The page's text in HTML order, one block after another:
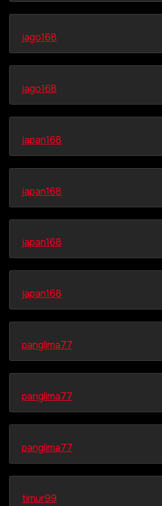
jago168
jago168
japan168
japan168
japan168
japan168
panglima77
panglima77
panglima77
timur99